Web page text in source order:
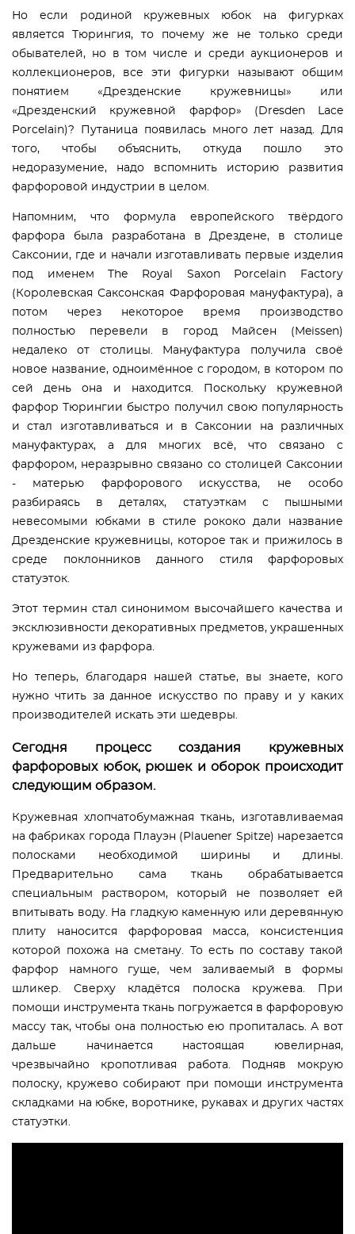
Но если родиной кружевных юбок на фигурках
является Тюрингия, то почему же не только среди
обывателей, но в том числе и среди аукционеров и
коллекционеров, все эти фигурки называют общим
понятием «Дрезденские кружевницы» или
«Дрезденский кружевной фарфор» (Dresden Lace
Porcelain)? Путаница появилась много лет назад. Для
того, чтобы объяснить, откуда пошло это
недоразумение, надо вспомнить историю развития
фарфоровой индустрии в целом.
Напомним, что формула европейского твёрдого
фарфора была разработана в Дрездене, в столице
Саксонии, где и начали изготавливать первые изделия
под именем The Royal Saxon Porcelain Factory
(Королевская Саксонская Фарфоровая мануфактура), а
потом через некоторое время производство
полностью перевели в город Майсен (Meissen)
недалеко от столицы. Мануфактура получила своё
новое название, одноимённое с городом, в котором по
сей день она и находится. Поскольку кружевной
фарфор Тюрингии быстро получил свою популярность
и стал изготавливаться и в Саксонии на различных
мануфактурах, а для многих всё, что связано с
фарфором, неразрывно связано со столицей Саксонии
- матерью фарфорового искусства, не особо
разбираясь в деталях, статуэткам с пышными
невесомыми юбками в стиле рококо дали название
Дрезденские кружевницы, которое так и прижилось в
среде поклонников данного стиля фарфоровых
статуэток.
Этот термин стал синонимом высочайшего качества и
эксклюзивности декоративных предметов, украшенных
кружевами из фарфора.
Но теперь, благодаря нашей статье, вы знаете, кого
нужно чтить за данное искусство по праву и у каких
производителей искать эти шедевры.
Сегодня процесс создания кружевных
фарфоровых юбок, рюшек и оборок происходит
следующим образом.
Кружевная хлопчатобумажная ткань, изготавливаемая
на фабриках города Плауэн (Plauener Spitze) нарезается
полосками необходимой ширины и длины.
Предварительно сама ткань обрабатывается
специальным раствором, который не позволяет ей
впитывать воду. На гладкую каменную или деревянную
плиту наносится фарфоровая масса, консистенция
которой похожа на сметану. То есть по составу такой
фарфор намного гуще, чем заливаемый в формы
шликер. Сверху кладётся полоска кружева. При
помощи инструмента ткань погружается в фарфоровую
массу так, чтобы она полностью ею пропиталась. А вот
дальше начинается настоящая ювелирная,
чрезвычайно кропотливая работа. Подняв мокрую
полоску, кружево собирают при помощи инструмента
складками на юбке, воротнике, рукавах и других частях
статуэтки.